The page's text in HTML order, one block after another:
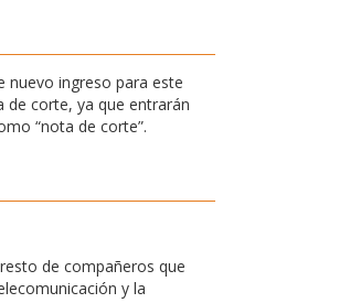
nuevo ingreso para este
de corte, ya que entrarán
“nota de corte”.
de compañeros que
y la